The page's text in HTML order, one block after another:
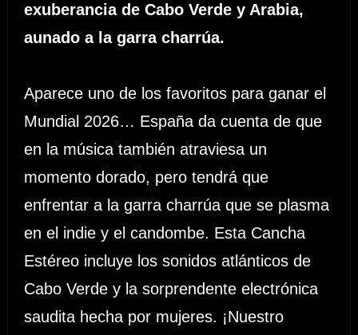
exuberancia de Cabo Verde y Arabia,
aunado a la garra charrúa.
Aparece uno de los favoritos para ganar el
Mundial 2026… España da cuenta de que
en la música también atraviesa un
momento dorado, pero tendrá que
enfrentar a la garra charrúa que se plasma
en el indie y el candombe. Esta Cancha
Estéreo incluye los sonidos atlánticos de
Cabo Verde y la sorprendente electrónica
saudita hecha por mujeres. ¡Nuestro